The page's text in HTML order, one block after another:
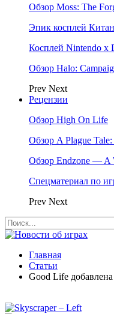
Обзор Moss: The
Эпик косплей
Косплей Nintendo x
Обзор Halo:
Prev Next
Рецензии
Обзор High On Life
Обзор A Plague
Обзор Endzone — A
Спецматериал по
Prev Next
Главная
Статьи
Good Life